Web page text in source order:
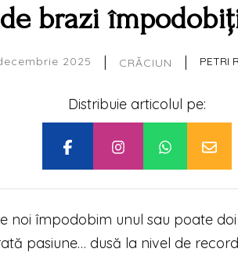
brazi
2025 | CRĂCIUN | PETRI
Distribuie articolul pe:
noi împodobim unul sau poate
pasiune… dusă la nivel de